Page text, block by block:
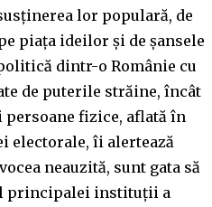
lor populară, de
piața ideilor și de șansele
dintr-o Românie cu
de puterile străine, încât
persoane fizice, aflată în
electorale, îi alertează
neauzită, sunt gata să
principalei instituții a